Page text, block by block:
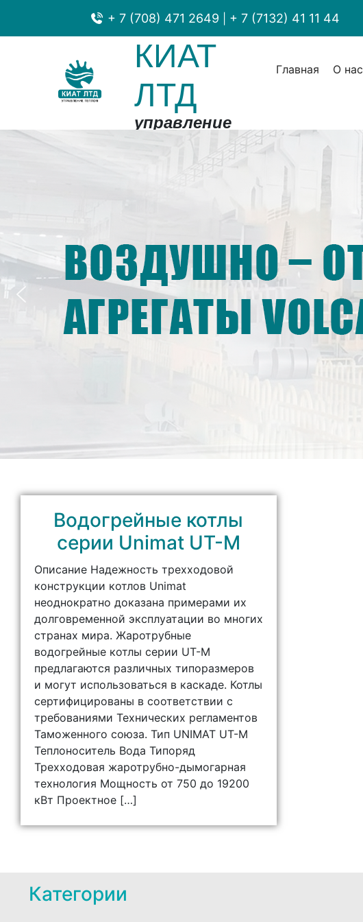
+ 7 (708) 471 2649 + 7 (7132) 41 11 44
КИАТ
ЛТД
управление
Главная О нас
Водогрейные котлы
серии Unimat UT-M
Описание Надежность трехходовой
конструкции котлов Unimat
неоднократно доказана примерами их
долговременной эксплуатации во многих
странах мира. Жаротрубные
водогрейные котлы серии UT-M
предлагаются различных типоразмеров
и могут использоваться в каскаде. Котлы
сертифицированы в соответствии с
требованиями Технических регламентов
Таможенного союза. Тип UNIMAT UT-M
Теплоноситель Вода Типоряд
Трехходовая жаротрубно-дымогарная
технология Мощность от 750 до 19200
кВт Проектное […]
Категории